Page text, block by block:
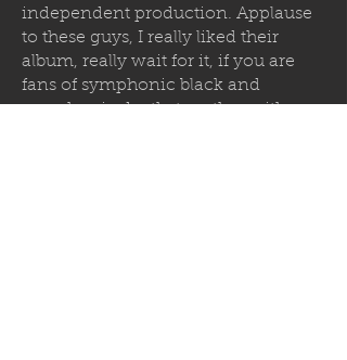
independent production. Applause
to these guys, I really liked their
album, really wait for it, if you are
fans of symphonic black and
symphonic death, together with